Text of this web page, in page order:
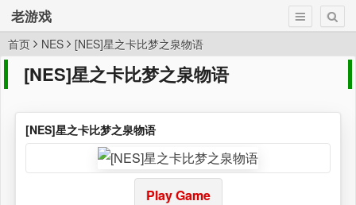
老游戏
首页 NES [NES]星之卡比梦之泉物语
[NES]星之卡比梦之泉物语
[NES]星之卡比梦之泉物语
Play Game